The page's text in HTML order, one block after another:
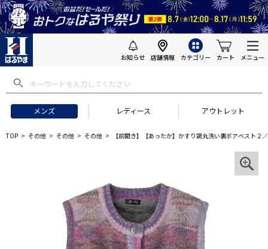
お知らせ 店舗情報 カテゴリー カート メニュー
メンズ レディース アウトレット
TOP その他 その他 その他 【前開き】【あったか】かすり調丸洗い裏ボアベスト